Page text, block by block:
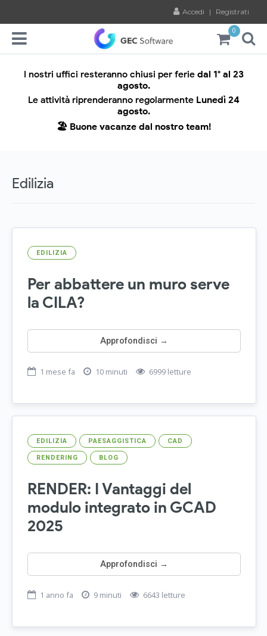
Accedi | Registrati
0
I nostri uffici resteranno chiusi per ferie dal 1° al 23
agosto.
Le attività riprenderanno regolarmente Lunedì 24
agosto.
🏖️ Buone vacanze dal nostro team!
Edilizia
EDILIZIA
Per abbattere un muro serve
la CILA?
Approfondisci →
1 mese fa 10 minuti 6999 letture
EDILIZIA PAESAGGISTICA CAD
RENDERING BLOG
RENDER: I Vantaggi del
modulo integrato in GCAD
2025
Approfondisci →
1 anno fa 9 minuti 6643 letture